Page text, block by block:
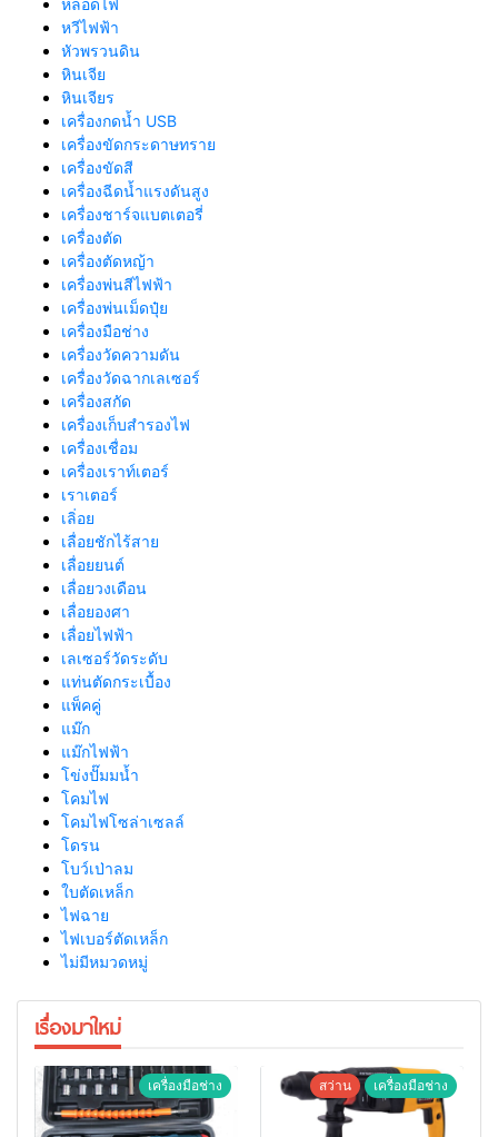
หลอดไฟ
หวีไฟฟ้า
หัวพรวนดิน
หินเจีย
หินเจียร
เครื่องกดน้ำ USB
เครื่องขัดกระดาษทราย
เครื่องขัดสี
เครื่องฉีดน้ำแรงดันสูง
เครื่องชาร์จแบตเตอรี่
เครื่องตัด
เครื่องตัดหญ้า
เครื่องพ่นสีไฟฟ้า
เครื่องพ่นเม็ดปุ๋ย
เครื่องมือช่าง
เครื่องวัดความดัน
เครื่องวัดฉากเลเซอร์
เครื่องสกัด
เครื่องเก็บสํารองไฟ
เครื่องเชื่อม
เครื่องเราท์เตอร์
เราเตอร์
เลิ่อย
เลื่อยชักไร้สาย
เลื่อยยนต์
เลื่อยวงเดือน
เลื่อยองศา
เลื่อยไฟฟ้า
เลเซอร์วัดระดับ
แท่นตัดกระเบื้อง
แพ็คคู่
แม๊ก
แม๊กไฟฟ้า
โข่งปั๊มมน้ำ
โคมไฟ
โคมไฟโซล่าเซลล์
โดรน
โบว์เป่าลม
ใบตัดเหล็ก
ไฟฉาย
ไฟเบอร์ตัดเหล็ก
ไม่มีหมวดหมู่
เรื่องมาใหม่
เครื่องมือช่าง สว่าน เครื่องมือช่าง